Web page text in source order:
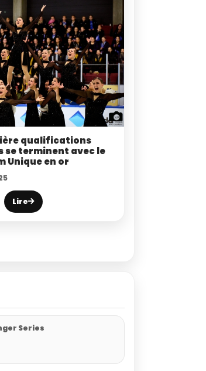
qualifications
se terminent avec le
Unique en or
Lire
Series